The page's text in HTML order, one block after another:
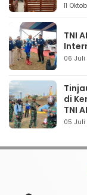
11
TNI
06
di
TNI
05